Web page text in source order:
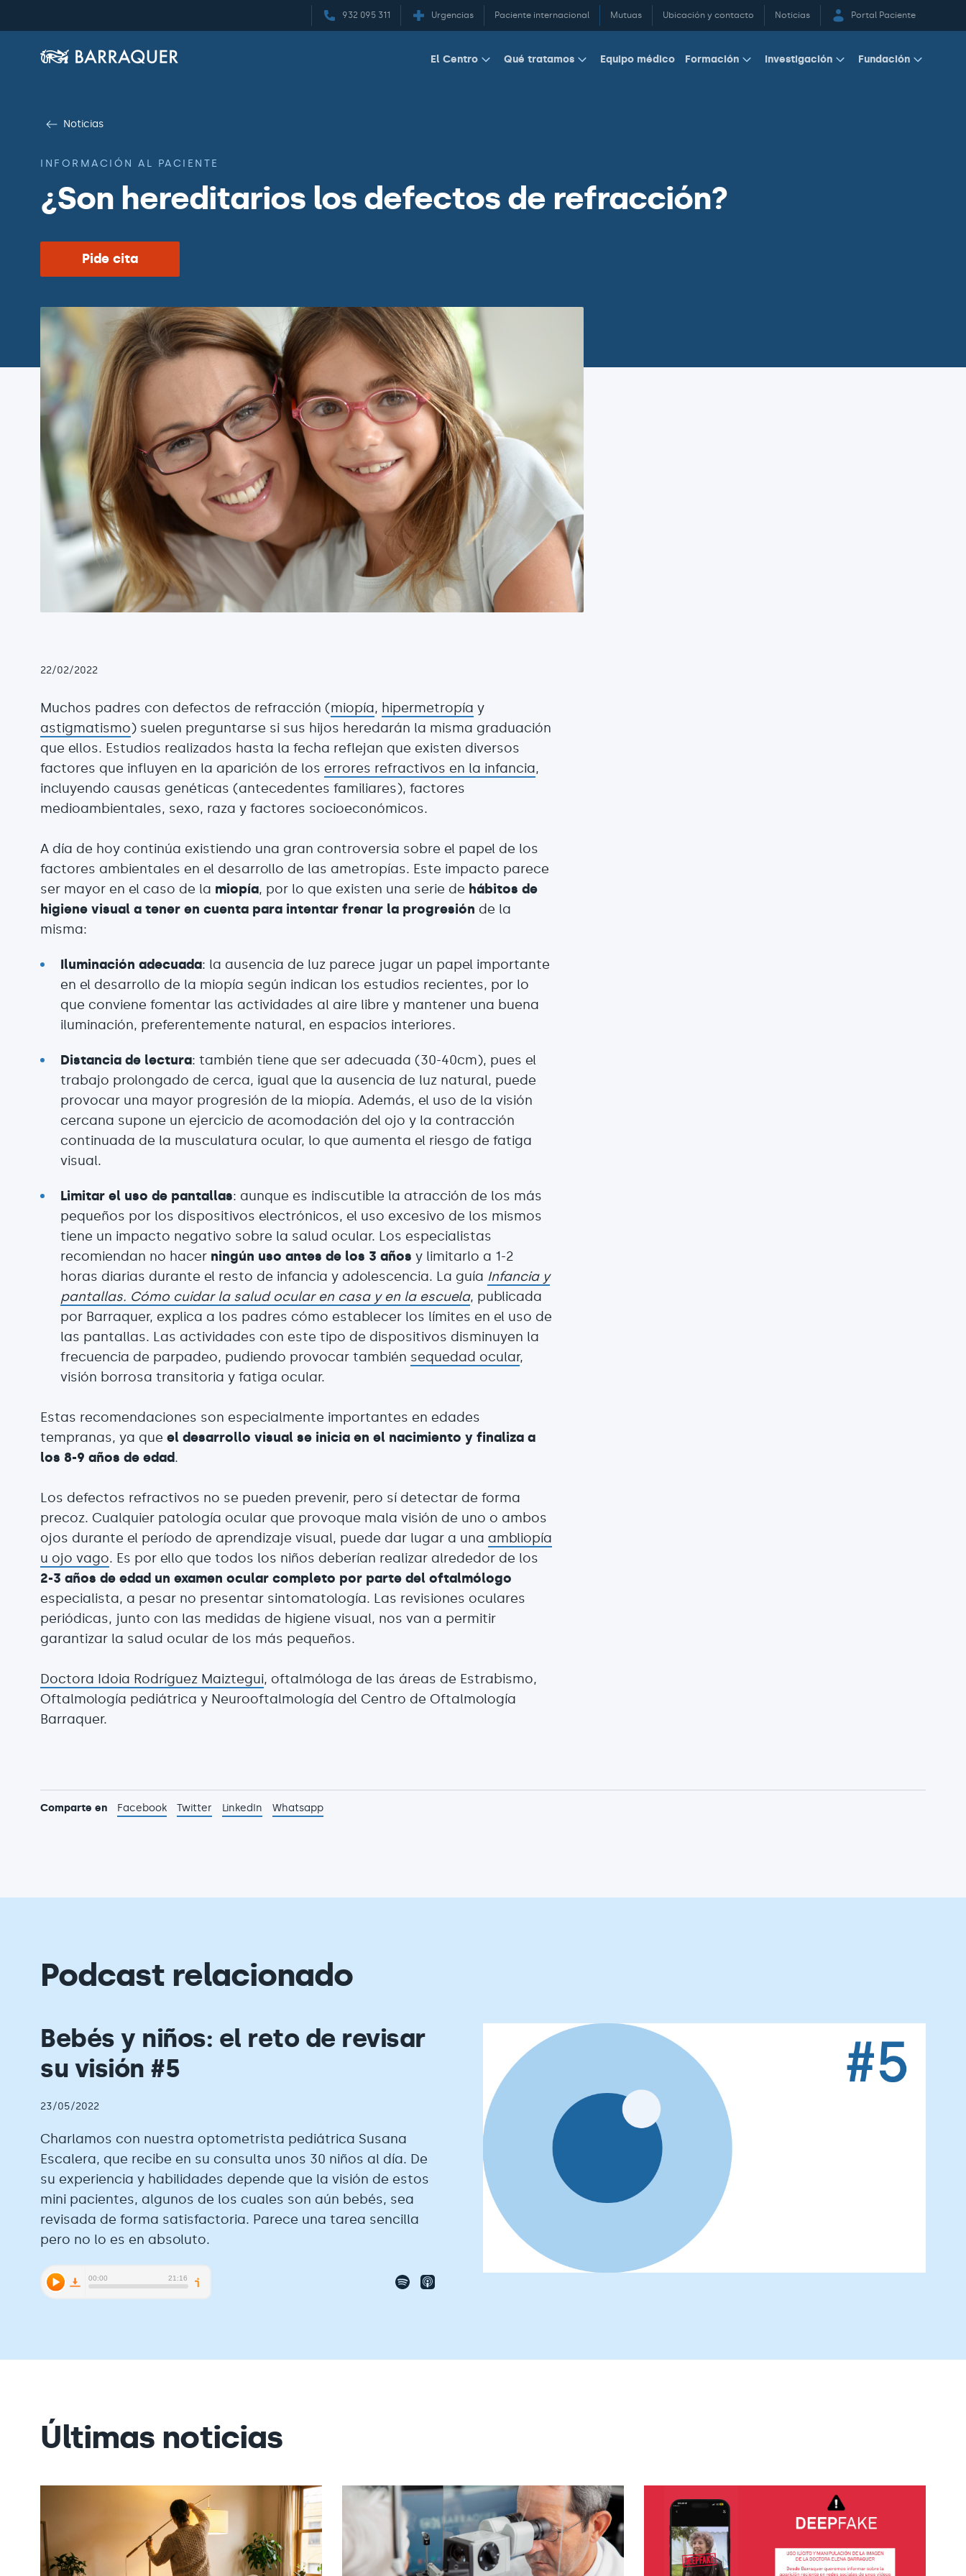
932 095 311 Urgencias Paciente internacional Mutuas Ubicación y contacto Noticias Portal Paciente
El Centro Qué tratamos Equipo médico Formación Investigación Fundación
Noticias
INFORMACIÓN AL PACIENTE
¿Son hereditarios los defectos de refracción?
Pide cita
22/02/2022
Muchos padres con defectos de refracción (miopía, hipermetropía y
astigmatismo) suelen preguntarse si sus hijos heredarán la misma graduación
que ellos. Estudios realizados hasta la fecha reflejan que existen diversos
factores que influyen en la aparición de los errores refractivos en la infancia,
incluyendo causas genéticas (antecedentes familiares), factores
medioambientales, sexo, raza y factores socioeconómicos.
A día de hoy continúa existiendo una gran controversia sobre el papel de los
factores ambientales en el desarrollo de las ametropías. Este impacto parece
ser mayor en el caso de la miopía, por lo que existen una serie de hábitos de
higiene visual a tener en cuenta para intentar frenar la progresión de la
misma:
Iluminación adecuada: la ausencia de luz parece jugar un papel importante
en el desarrollo de la miopía según indican los estudios recientes, por lo
que conviene fomentar las actividades al aire libre y mantener una buena
iluminación, preferentemente natural, en espacios interiores.
Distancia de lectura: también tiene que ser adecuada (30-40cm), pues el
trabajo prolongado de cerca, igual que la ausencia de luz natural, puede
provocar una mayor progresión de la miopía. Además, el uso de la visión
cercana supone un ejercicio de acomodación del ojo y la contracción
continuada de la musculatura ocular, lo que aumenta el riesgo de fatiga
visual.
Limitar el uso de pantallas: aunque es indiscutible la atracción de los más
pequeños por los dispositivos electrónicos, el uso excesivo de los mismos
tiene un impacto negativo sobre la salud ocular. Los especialistas
recomiendan no hacer ningún uso antes de los 3 años y limitarlo a 1-2
horas diarias durante el resto de infancia y adolescencia. La guía Infancia y
pantallas. Cómo cuidar la salud ocular en casa y en la escuela, publicada
por Barraquer, explica a los padres cómo establecer los límites en el uso de
las pantallas. Las actividades con este tipo de dispositivos disminuyen la
frecuencia de parpadeo, pudiendo provocar también sequedad ocular,
visión borrosa transitoria y fatiga ocular.
Estas recomendaciones son especialmente importantes en edades
tempranas, ya queel desarrollo visual se inicia en el nacimiento y finaliza a
los 8-9 años de edad.
Los defectos refractivos no se pueden prevenir, pero sí detectar de forma
precoz. Cualquier patología ocular que provoque mala visión de uno o ambos
ojos durante el período de aprendizaje visual, puede dar lugar a una ambliopía
u ojo vago. Es por ello que todos los niños deberían realizar alrededor de los
2-3 años de edad un examen ocular completo por parte del oftalmólogo
especialista, a pesar no presentar sintomatología. Las revisiones oculares
periódicas, junto con las medidas de higiene visual, nos van a permitir
garantizar la salud ocular de los más pequeños.
Doctora Idoia Rodríguez Maiztegui, oftalmóloga de las áreas de Estrabismo,
Oftalmología pediátrica y Neurooftalmología del Centro de Oftalmología
Barraquer.
Comparte en Facebook Twitter LinkedIn Whatsapp
Podcast relacionado
Bebés y niños: el reto de revisar
su visión #5
23/05/2022
Charlamos con nuestra optometrista pediátrica Susana
Escalera, que recibe en su consulta unos 30 niños al día. De
su experiencia y habilidades depende que la visión de estos
mini pacientes, algunos de los cuales son aún bebés, sea
revisada de forma satisfactoria. Parece una tarea sencilla
pero no lo es en absoluto.
Últimas noticias